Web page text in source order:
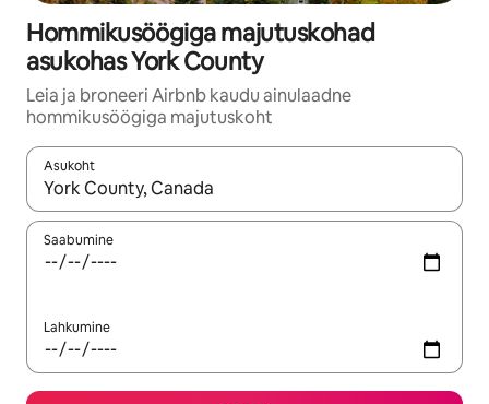
Hommikusöögiga majutuskohad
asukohas York County
Leia ja broneeri Airbnb kaudu ainulaadne
hommikusöögiga majutuskoht
Asukoht
Kui tulemused on kuvatud, liigu ekraanil nooleklahvidega või
Saabumine
Lahkumine